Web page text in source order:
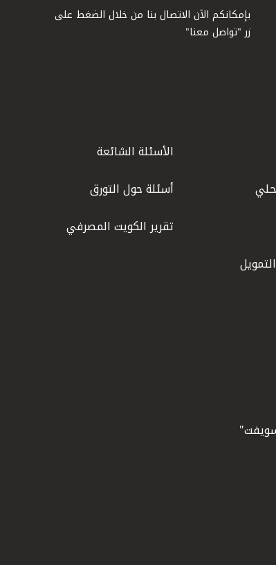
بإمكانكم الآن الاتصال بنا من خلال الضغط على
زر "تواصل معنا"
الأسئلة الشائعة
أسئلة حول التورق
تقرير الكويت المصرفي